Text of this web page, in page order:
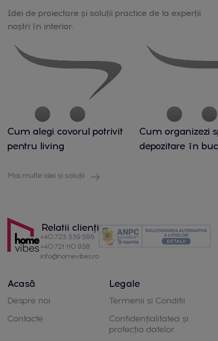
Idei de proiectare și soluții practice de la experții
noștri în interior.
Cum alegi covorul potrivit
pentru living
Cum organizezi
depozitare în
Mai multe idei și soluții
Relatii clienți
+40 723 339 595
+40 721 110 938
info@homevibes.ro
Acasă
Despre noi
Contacte
Legale
Termenii si Conditii
Confidențialitatea și
protecția datelor